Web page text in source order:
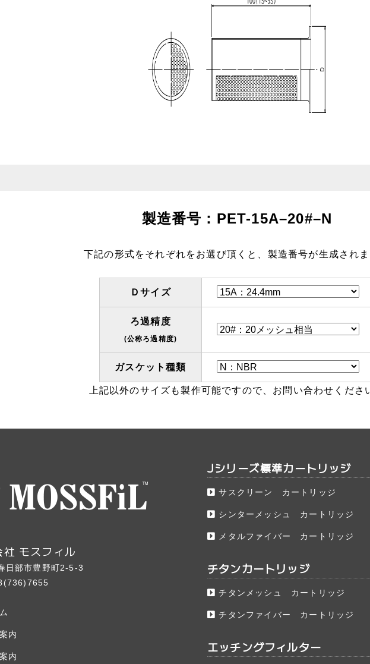
製造番号：PET-15A–20#–N
下記の形式をそれぞれをお選び頂くと、製造番号が生成されま
Ｄサイズ
ろ過精度
(公称ろ過精度)
ガスケット種類
上記以外のサイズも製作可能ですので、お問い合わせくださ
社 モスフィル
日部市豊野町2-5-3
内
内
Jシリーズ標準カートリッジ
サスクリーン カートリッジ
シンターメッシュ カートリッジ
メタルファイバー カートリッジ
チタンカートリッジ
チタンメッシュ カートリッジ
チタンファイバー カートリッジ
エッチングフィルター